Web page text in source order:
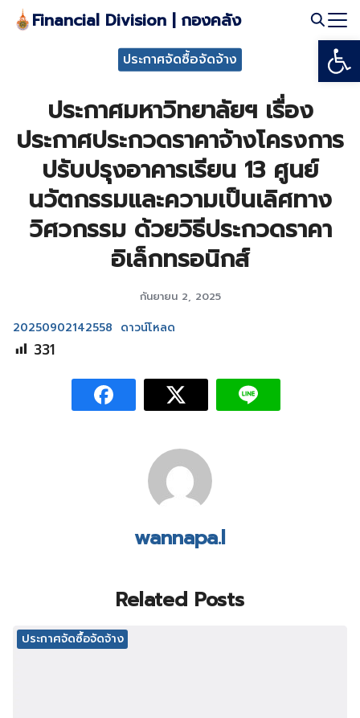
Skip Financial Division | กองคลัง
ประกาศจัดซื้อจัดจ้าง
ประกาศมหาวิทยาลัยฯ เรื่อง
ประกาศประกวดราคาจ้างโครงการ
ปรับปรุงอาคารเรียน 13 ศูนย์
นวัตกรรมและความเป็นเลิศทาง
วิศวกรรม ด้วยวิธีประกวดราคา
อิเล็กทรอนิกส์
กันยายน 2, 2025
20250902142558 ดาวน์โหลด
331
wannapa.l
Related Posts
ประกาศจัดซื้อจัดจ้าง